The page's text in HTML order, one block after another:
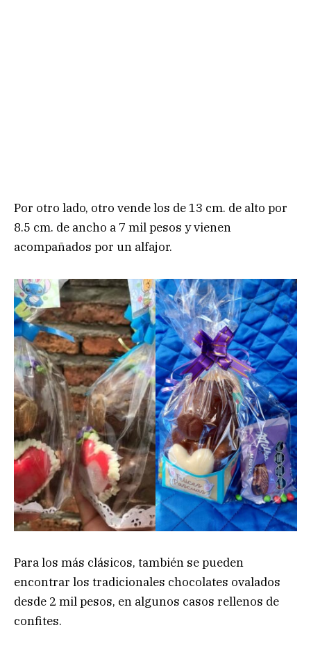
Por otro lado, otro vende los de 13 cm. de alto por
8.5 cm. de ancho a 7 mil pesos y vienen
acompañados por un alfajor.
Para los más clásicos, también se pueden
encontrar los tradicionales chocolates ovalados
desde 2 mil pesos, en algunos casos rellenos de
confites.